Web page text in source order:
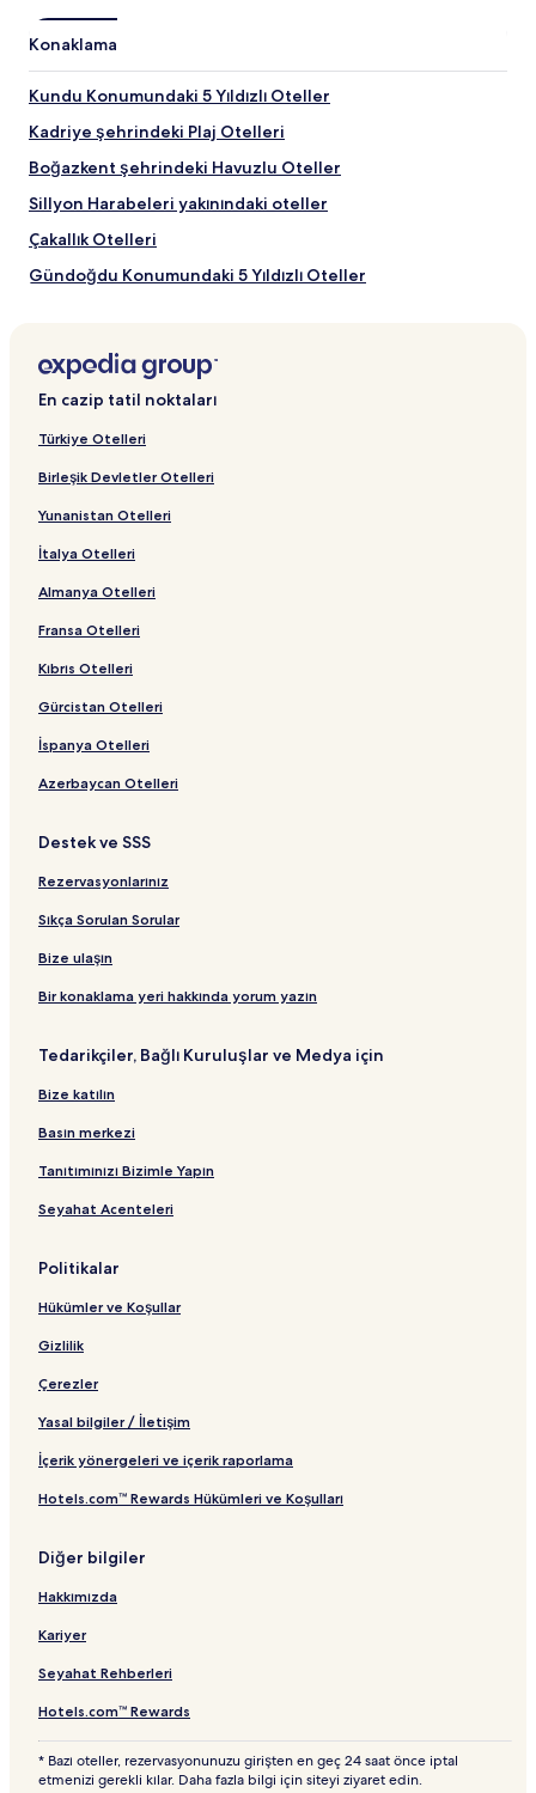
Konaklama
Kundu Konumundaki 5 Yıldızlı Oteller
Kadriye şehrindeki Plaj Otelleri
Boğazkent şehrindeki Havuzlu Oteller
Sillyon Harabeleri yakınındaki oteller
Çakallık Otelleri
Gündoğdu Konumundaki 5 Yıldızlı Oteller
Belek Otelleri
Kaya Eagles Golf Club yakınındaki oteller
Antalya Uluslararası yakınındaki oteller
Kadriye şehrindeki İş Otelleri
Kadriye şehrindeki Golf Otelleri
Cornelia Golf Club yakınındaki oteller
Red and White yakınındaki oteller
Özel Anatolia Hospital Lara yakınındaki oteller
Carya Golf Club yakınındaki oteller
Kadriye konumundaki Villalar
Belek şehrindeki Otoparklı Oteller
Hoşgörü Bahçesi yakınındaki oteller
Belek şehrindeki Aile Dostu Oteller
Kadriye şehrindeki Havuzlu Oteller
Boğazkent Konumundaki 5 Yıldızlı Oteller
Belkıs Otelleri
Boğazkent şehrindeki Otoparklı Oteller
Montgomerie Golf Sahası yakınındaki oteller
Belek Golf Alanı Otelleri
Kadriye şehrindeki Otoparklı Oteller
Kundu Otelleri
Belek şehrindeki Havuzlu Oteller
Belek Konumundaki 5 Yıldızlı Oteller
Belek şehrindeki Plaj Otelleri
Güzeloba Otelleri
Karaçallı Otelleri
Boğazkent şehrindeki Her Şey Dâhil Oteller
Aquapark Su Parkı yakınındaki oteller
Ücretli Plaj yakınındaki oteller
Kadriye şehrindeki Ücretsiz Kahvaltısı Olan Oteller
Aspendos Su Kemeri yakınındaki oteller
Belek şehrindeki Her Şey Dâhil Oteller
National Golf Club yakınındaki oteller
Antalium Premium AVM yakınındaki oteller
En cazip tatil noktaları
Türkiye Otelleri
Birleşik Devletler Otelleri
Yunanistan Otelleri
İtalya Otelleri
Almanya Otelleri
Fransa Otelleri
Kıbrıs Otelleri
Gürcistan Otelleri
İspanya Otelleri
Azerbaycan Otelleri
Destek ve SSS
Rezervasyonlarınız
Sıkça Sorulan Sorular
Bize ulaşın
Bir konaklama yeri hakkında yorum yazın
Tedarikçiler, Bağlı Kuruluşlar ve Medya için
Bize katılın
Basın merkezi
Tanıtımınızı Bizimle Yapın
Seyahat Acenteleri
Politikalar
Hükümler ve Koşullar
Gizlilik
Çerezler
Yasal bilgiler / İletişim
İçerik yönergeleri ve içerik raporlama
Hotels.com™ Rewards Hükümleri ve Koşulları
Diğer bilgiler
Hakkımızda
Kariyer
Seyahat Rehberleri
Hotels.com™ Rewards
* Bazı oteller, rezervasyonunuzu girişten en geç 24 saat önce iptal
etmenizi gerekli kılar. Daha fazla bilgi için siteyi ziyaret edin.